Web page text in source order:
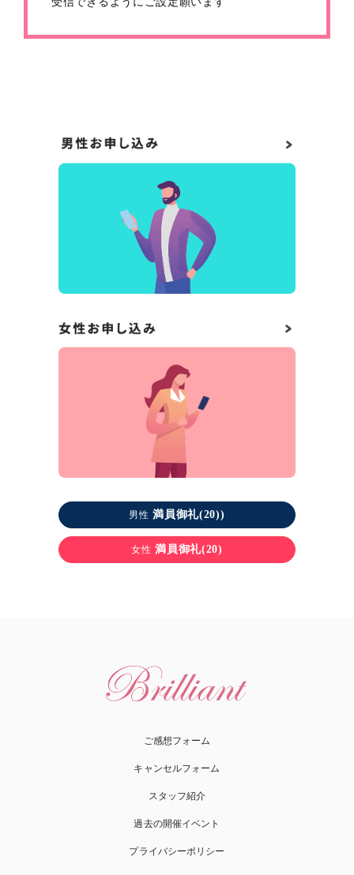
男性 満員御礼(20))
女性 満員御礼(20)
ご感想フォーム
キャンセルフォーム
スタッフ紹介
過去の開催イベント
プライバシーポリシー